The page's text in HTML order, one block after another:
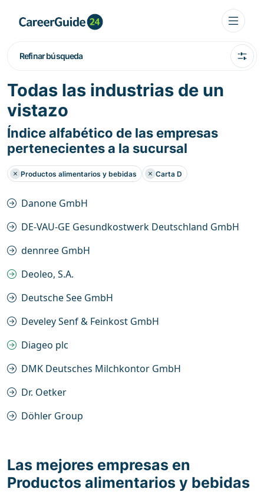
Refinar búsqueda
Todas las industrias de un
vistazo
Índice alfabético de las empresas
pertenecientes a la sucursal
Productos alimentarios y bebidas Carta D
Danone GmbH
DE-VAU-GE Gesundkostwerk Deutschland GmbH
dennree GmbH
Deoleo, S.A.
Deutsche See GmbH
Develey Senf & Feinkost GmbH
Diageo plc
DMK Deutsches Milchkontor GmbH
Dr. Oetker
Döhler Group
Las mejores empresas en
Productos alimentarios y bebidas